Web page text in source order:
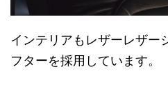
インテリアもレザーレザー
フターを採用しています。